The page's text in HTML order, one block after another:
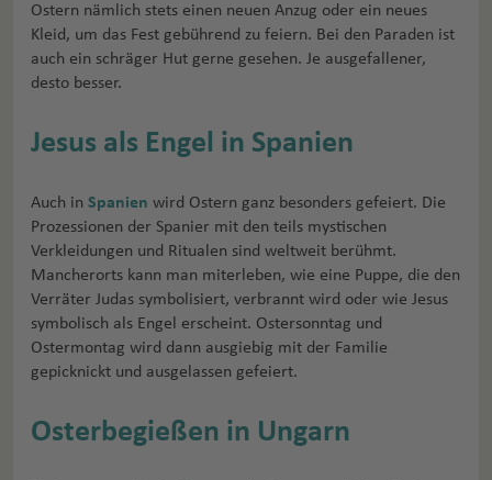
Ostern nämlich stets einen neuen Anzug oder ein neues
Kleid, um das Fest gebührend zu feiern. Bei den Paraden ist
auch ein schräger Hut gerne gesehen. Je ausgefallener,
desto besser.
Jesus als Engel in Spanien
Auch in Spanien wird Ostern ganz besonders gefeiert. Die
Prozessionen der Spanier mit den teils mystischen
Verkleidungen und Ritualen sind weltweit berühmt.
Mancherorts kann man miterleben, wie eine Puppe, die den
Verräter Judas symbolisiert, verbrannt wird oder wie Jesus
symbolisch als Engel erscheint. Ostersonntag und
Ostermontag wird dann ausgiebig mit der Familie
gepicknickt und ausgelassen gefeiert.
Osterbegießen in Ungarn